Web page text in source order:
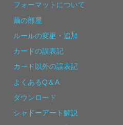
フォーマットについて
繭の部屋
ルールの変更・追加
カードの誤表記
カード以外の誤表記
よくあるQ＆A
ダウンロード
シャドーアート解説